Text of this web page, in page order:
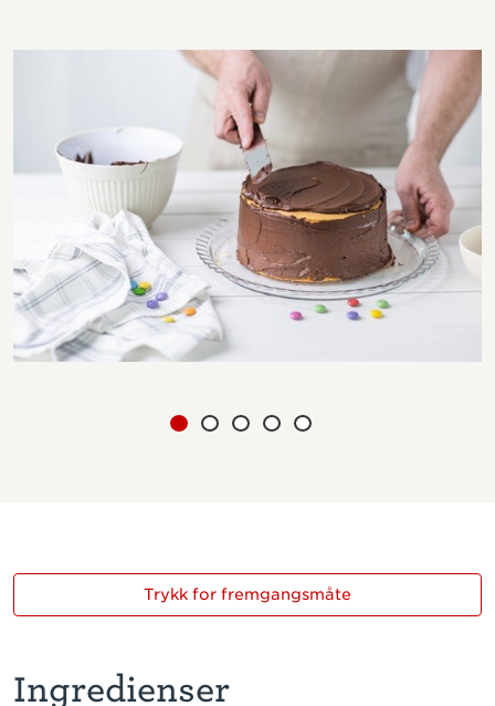
Ingredienser
Trykk for fremgangsmåte